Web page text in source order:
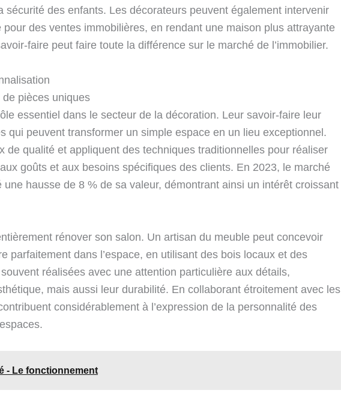
sécurité des enfants. Les décorateurs peuvent également intervenir
des ventes immobilières, en rendant une maison plus attrayante
faire peut faire toute la différence sur le marché de l’immobilier.
pièces uniques
essentiel dans le secteur de la décoration. Leur savoir-faire leur
qui peuvent transformer un simple espace en un lieu exceptionnel.
de qualité et appliquent des techniques traditionnelles pour réaliser
goûts et aux besoins spécifiques des clients. En 2023, le marché
hausse de 8 % de sa valeur, démontrant ainsi un intérêt croissant
rénover son salon. Un artisan du meuble peut concevoir
parfaitement dans l’espace, en utilisant des bois locaux et des
réalisées avec une attention particulière aux détails,
mais aussi leur durabilité. En collaborant étroitement avec les
considérablement à l’expression de la personnalité des
- Le fonctionnement